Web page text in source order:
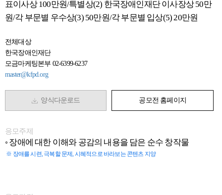
표이사상 100만원/특별상(2) 한국장애인재단 이사장상 50만
원/각 부문별 우수상(3) 50만원/각 부문별 입상(5) 20만원
전체대상
한국장애인재단
모금마케팅본부 02-6399-6237
master@kfpd.org
양식다운로드 공모전 홈페이지
응모주제
◦ 장애에 대한 이해와 공감의 내용을 담은 순수 창작물
※ 장애를 시련,극복할 문제,시혜적으로 바라보는 콘텐츠 지양